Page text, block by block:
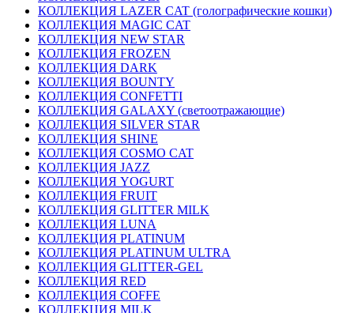
КОЛЛЕКЦИЯ LAZER CAT (голографические кошки)
КОЛЛЕКЦИЯ MAGIC CAT
КОЛЛЕКЦИЯ NEW STAR
КОЛЛЕКЦИЯ FROZEN
КОЛЛЕКЦИЯ DARK
КОЛЛЕКЦИЯ BOUNTY
КОЛЛЕКЦИЯ CONFETTI
КОЛЛЕКЦИЯ GALAXY (светоотражающие)
КОЛЛЕКЦИЯ SILVER STAR
КОЛЛЕКЦИЯ SHINE
КОЛЛЕКЦИЯ COSMO CAT
КОЛЛЕКЦИЯ JAZZ
КОЛЛЕКЦИЯ YOGURT
КОЛЛЕКЦИЯ FRUIT
КОЛЛЕКЦИЯ GLITTER MILK
КОЛЛЕКЦИЯ LUNA
КОЛЛЕКЦИЯ PLATINUM
КОЛЛЕКЦИЯ PLATINUM ULTRA
КОЛЛЕКЦИЯ GLITTER-GEL
КОЛЛЕКЦИЯ RED
КОЛЛЕКЦИЯ COFFE
КОЛЛЕКЦИЯ MILK